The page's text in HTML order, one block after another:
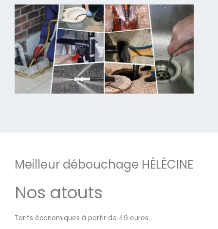
Meilleur débouchage HÉLÉCINE
Nos atouts
Tarifs économiques à partir de 49 euros.